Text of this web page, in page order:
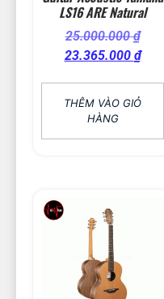
LS16 ARE Natural
25.000.000₫
23.365.000 ₫
THÊM VÀO GIỎ
HÀNG